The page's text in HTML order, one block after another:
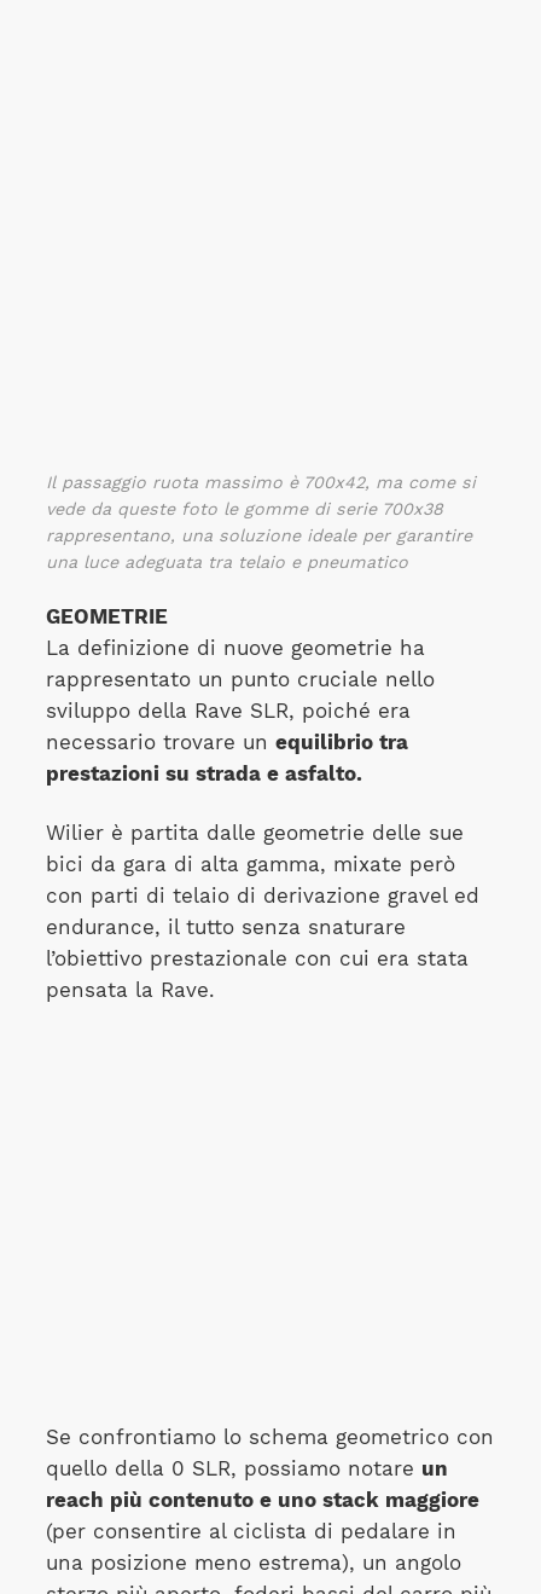
Il passaggio ruota massimo è 700x42, ma come si
vede da queste foto le gomme di serie 700x38
rappresentano, una soluzione ideale per garantire
una luce adeguata tra telaio e pneumatico
GEOMETRIE
La definizione di nuove geometrie ha
rappresentato un punto cruciale nello
sviluppo della Rave SLR, poiché era
necessario trovare un equilibrio tra
prestazioni su strada e asfalto.
Wilier è partita dalle geometrie delle sue
bici da gara di alta gamma, mixate però
con parti di telaio di derivazione gravel ed
endurance, il tutto senza snaturare
l’obiettivo prestazionale con cui era stata
pensata la Rave.
Se confrontiamo lo schema geometrico con
quello della 0 SLR, possiamo notare un
reach più contenuto e uno stack maggiore
(per consentire al ciclista di pedalare in
una posizione meno estrema), un angolo